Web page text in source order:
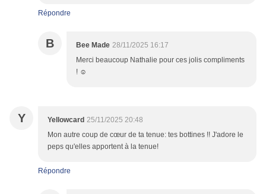
Répondre
B Bee Made 28/11/2025 16:17
Merci beaucoup Nathalie pour ces jolis compliments
! ☺️
Y Yellowcard 25/11/2025 20:48
Mon autre coup de cœur de ta tenue: tes bottines !! J'adore le
peps qu'elles apportent à la tenue!
Répondre